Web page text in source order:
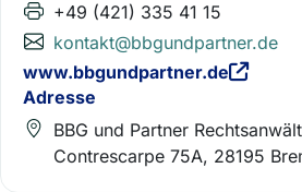
+49 (421) 335 41 15
kontakt@bbgundpartner.de
www.bbgundpartner.de
Adresse
BBG und Partner
Contrescarpe 75A, 28195